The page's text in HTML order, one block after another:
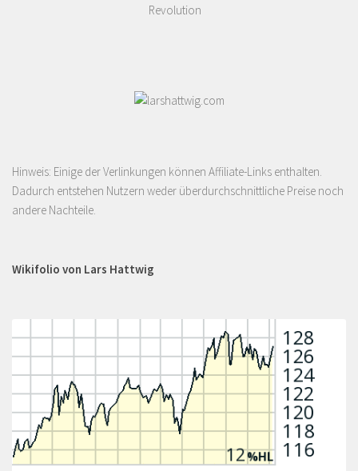
Revolution
Hinweis: Einige der Verlinkungen können Affiliate-Links enthalten.
Dadurch entstehen Nutzern weder überdurchschnittliche Preise noch
andere Nachteile.
Wikifolio von Lars Hattwig